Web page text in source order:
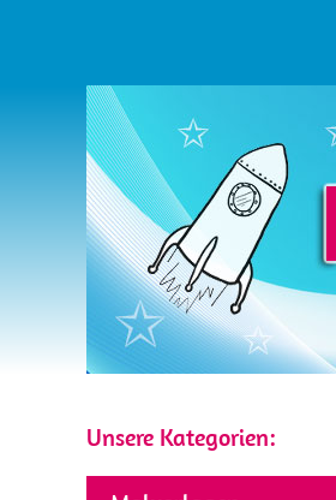
Unsere Kategorien: